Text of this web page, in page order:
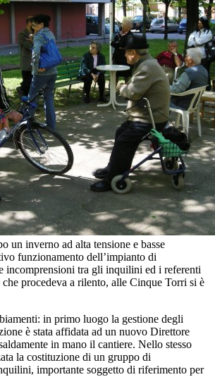
un inverno ad alta tensione e basse
funzionamento dell’impianto di
incomprensioni tra gli inquilini ed i referenti
procedeva a rilento, alle Cinque Torri si è
in primo luogo la gestione degli
è stata affidata ad un nuovo Direttore
in mano il cantiere. Nello stesso
la costituzione di un gruppo di
importante soggetto di riferimento per